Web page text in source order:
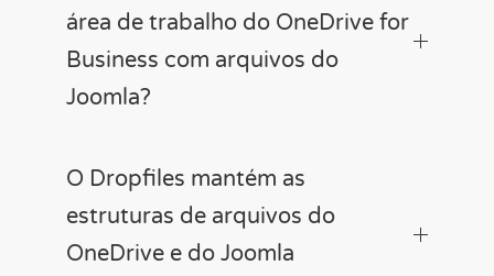
área de trabalho do OneDrive for
Business com arquivos do
Joomla?
O Dropfiles mantém as
estruturas de arquivos do
OneDrive e do Joomla